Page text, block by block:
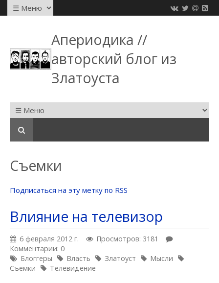
Апериодика //
авторский блог из
Златоуста
Съемки
Подписаться на эту метку по RSS
Влияние на телевизор
6 февраля 2012 г.
Просмотров: 3181
Комментарии: 0
Блоггеры
Власть Златоуст
Мысли
Съемки
Телевидение